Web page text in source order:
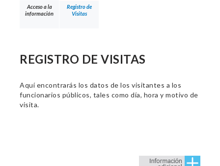
Acceso a la
información
Registro de
Visitas
REGISTRO DE VISITAS
Aquí encontrarás los datos de los visitantes a los
funcionarios públicos, tales como día, hora y motivo de
visita.